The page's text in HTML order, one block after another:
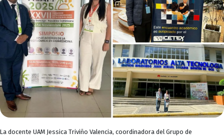
La docente UAM Jessica Triviño Valencia, coordinadora del Grupo de